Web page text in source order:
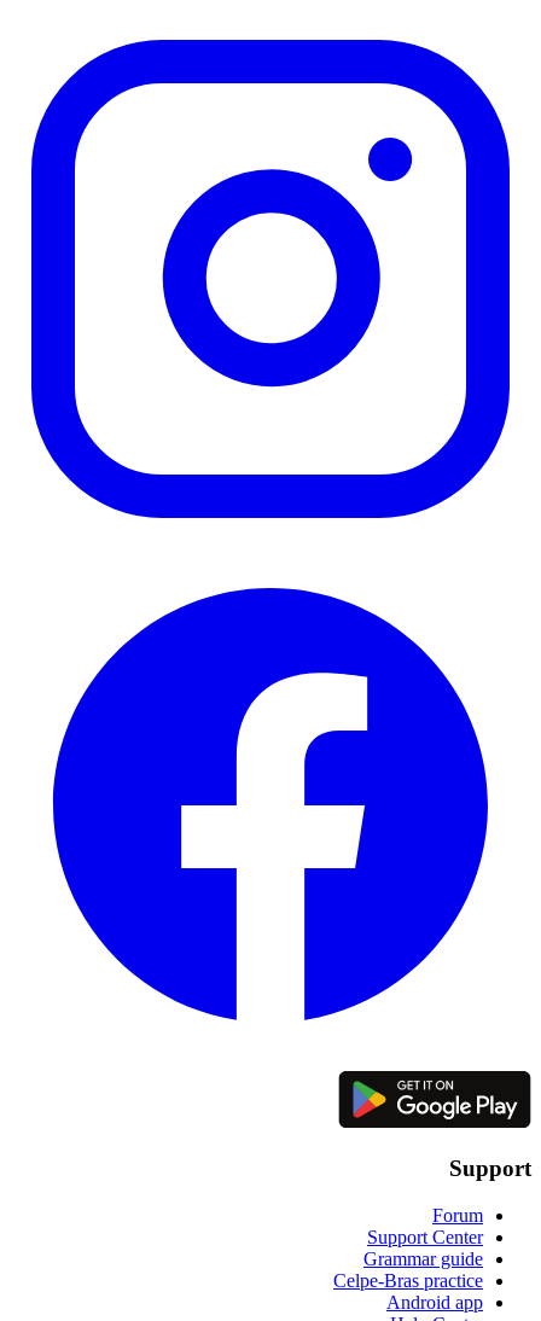
Support
Forum
Support Center
Grammar guide
Celpe-Bras practice
Android app